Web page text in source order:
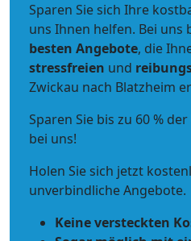
Sparen Sie sich Ihre
uns Ihnen helfen. Bei uns
besten Angebote, die
stressfreien und
Zwickau nach Blatzheim
Sparen Sie bis zu 60 %
bei uns!
Holen Sie sich jetzt
unverbindliche Angebote.
Keine versteckten